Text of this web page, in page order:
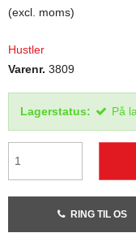
(excl. moms)
Hustler
Varenr. 3809
Lagerstatus: På
RING TIL OS